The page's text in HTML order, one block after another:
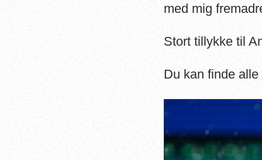
med mig
Stort tillykke til
Du kan finde